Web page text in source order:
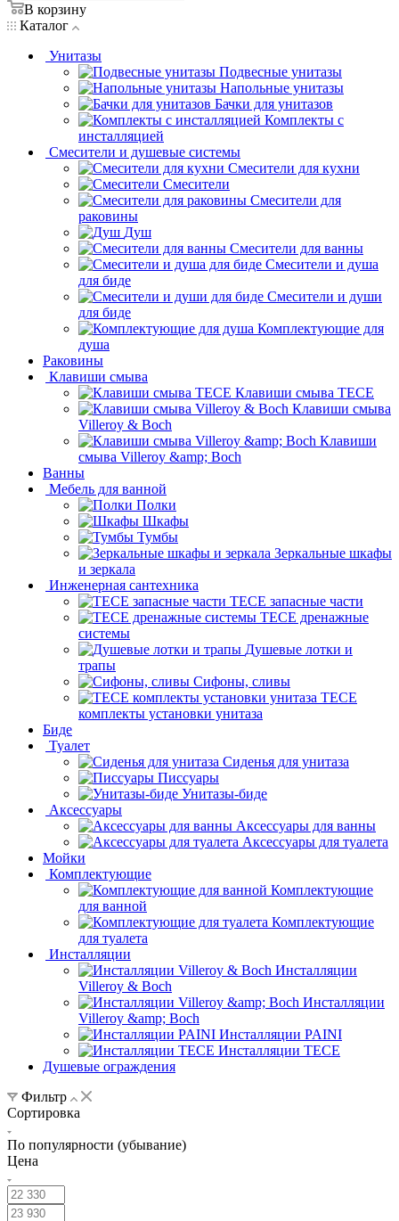
В корзину
Каталог
Унитазы
Подвесные унитазы
Напольные унитазы
Бачки для унитазов
Комплекты с
инсталляцией
Смесители и душевые системы
Смесители для кухни
Смесители
Смесители для
раковины
Душ
Смесители для ванны
Смесители и душа
для биде
Смесители и души
для биде
Комплектующие для
душа
Раковины
Клавиши смыва
Клавиши смыва TECE
Клавиши смыва
Villeroy & Boch
Клавиши
смыва Villeroy &amp; Boch
Ванны
Мебель для ванной
Полки
Шкафы
Тумбы
Зеркальные шкафы
и зеркала
Инженерная сантехника
TECE запасные части
TECE дренажные
системы
Душевые лотки и
трапы
Сифоны, сливы
TECE
комплекты установки унитаза
Биде
Туалет
Сиденья для унитаза
Писсуары
Унитазы-биде
Аксессуары
Аксессуары для ванны
Аксессуары для туалета
Мойки
Комплектующие
Комплектующие
для ванной
Комплектующие
для туалета
Инсталляции
Инсталляции
Villeroy & Boch
Инсталляции
Villeroy &amp; Boch
Инсталляции PAINI
Инсталляции TECE
Душевые ограждения
Фильтр
Сортировка
По популярности (убывание)
Цена